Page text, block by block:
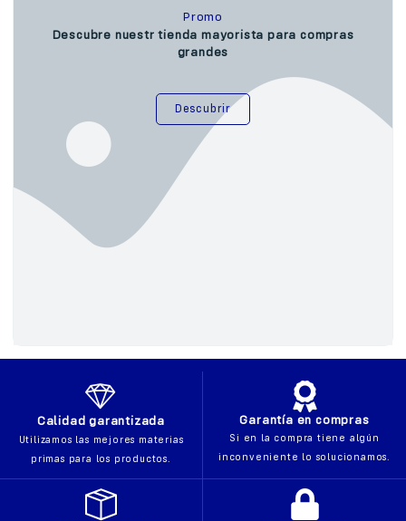
Promo
Descubre nuestr tienda mayorista para compras
grandes
Descubrir
Calidad garantizada
Utilizamos las mejores materias
primas para los productos.
Garantía en compras
Si en la compra tiene algún
inconveniente lo solucionamos.